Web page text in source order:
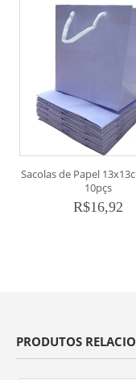
Sacolas de Papel
10pçs
R$16,92
PRODUTOS